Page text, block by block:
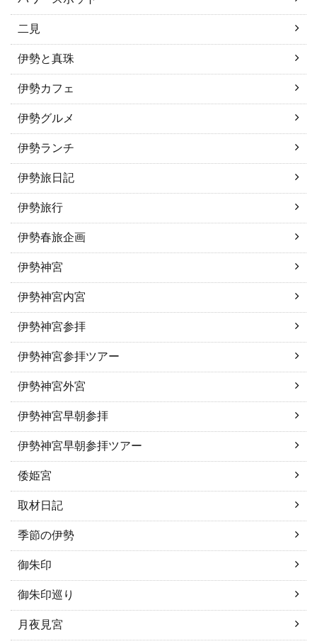
二見
伊勢と真珠
伊勢カフェ
伊勢グルメ
伊勢ランチ
伊勢旅日記
伊勢旅行
伊勢春旅企画
伊勢神宮
伊勢神宮内宮
伊勢神宮参拝
伊勢神宮参拝ツアー
伊勢神宮外宮
伊勢神宮早朝参拝
伊勢神宮早朝参拝ツアー
倭姫宮
取材日記
季節の伊勢
御朱印
御朱印巡り
月夜見宮